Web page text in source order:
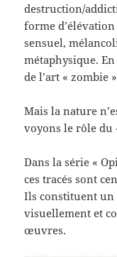
destruction/
forme
sensuel,
métaphysique.
de l’art « zombie
Mais la nature
voyons le rôle du
Dans la série «
ces tracés sont
Ils constituent
visuellement et
œuvres.